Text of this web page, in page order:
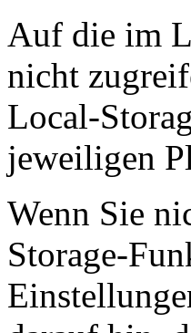
Auf die im
nicht
Local-
jeweiligen
Wenn Sie
Storage-